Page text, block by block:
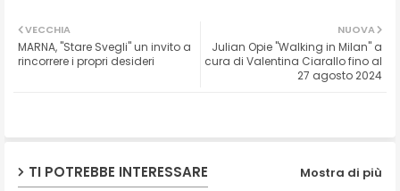
ter ats
NUOVA
Julian Opie "Walking in Milan" a
cura di Valentina Ciarallo fino al
27 agosto 2024
VECCHIA
MARNA, "Stare Svegli" un invito a
rincorrere i propri desideri
TI POTREBBE INTERESSARE Mostra di più